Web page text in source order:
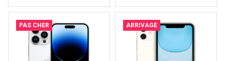
PAS CHER ARRIVAGE